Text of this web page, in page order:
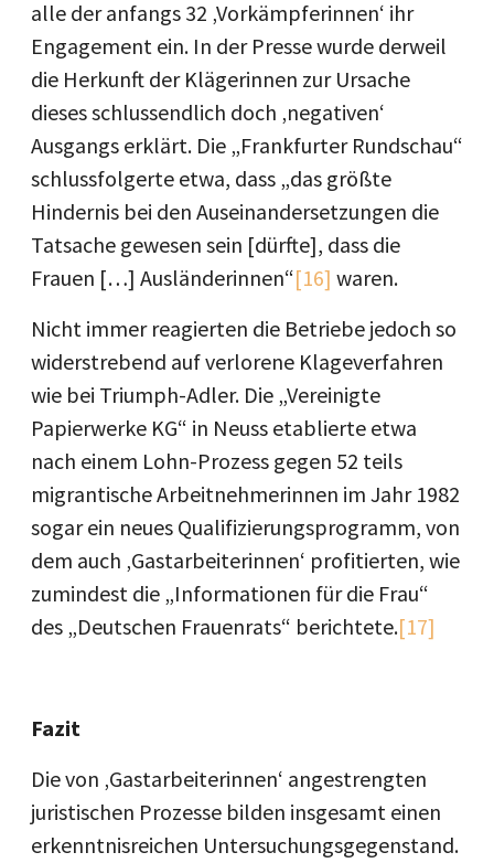
alle der anfangs 32 ‚Vorkämpferinnen‘ ihr
Engagement ein. In der Presse wurde derweil
die Herkunft der Klägerinnen zur Ursache
dieses schlussendlich doch ‚negativen‘
Ausgangs erklärt. Die „Frankfurter Rundschau“
schlussfolgerte etwa, dass „das größte
Hindernis bei den Auseinandersetzungen die
Tatsache gewesen sein [dürfte], dass die
Frauen […] Ausländerinnen“[16] waren.
Nicht immer reagierten die Betriebe jedoch so
widerstrebend auf verlorene Klageverfahren
wie bei Triumph-Adler. Die „Vereinigte
Papierwerke KG“ in Neuss etablierte etwa
nach einem Lohn-Prozess gegen 52 teils
migrantische Arbeitnehmerinnen im Jahr 1982
sogar ein neues Qualifizierungsprogramm, von
dem auch ‚Gastarbeiterinnen‘ profitierten, wie
zumindest die „Informationen für die Frau“
des „Deutschen Frauenrats“ berichtete.[17]
Fazit
Die von ‚Gastarbeiterinnen‘ angestrengten
juristischen Prozesse bilden insgesamt einen
erkenntnisreichen Untersuchungsgegenstand.